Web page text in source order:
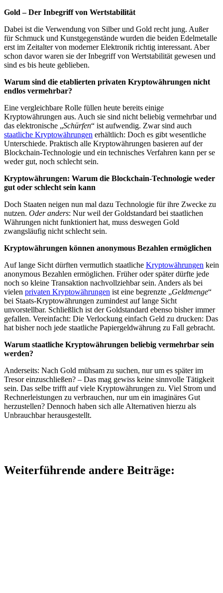
Gold – Der Inbegriff von Wertstabilität
Dabei ist die Verwendung von Silber und Gold recht jung. Außer
für Schmuck und Kunstgegenstände wurden die beiden Edelmetalle
erst im Zeitalter von moderner Elektronik richtig interessant. Aber
schon davor waren sie der Inbegriff von Wertstabilität gewesen und
sind es bis heute geblieben.
Warum sind die etablierten privaten Kryptowährungen nicht
endlos vermehrbar?
Eine vergleichbare Rolle füllen heute bereits einige
Kryptowährungen aus. Auch sie sind nicht beliebig vermehrbar und
das elektronische „Schürfen“ ist aufwendig. Zwar sind auch
staatliche Kryptowährungen erhältlich: Doch es gibt wesentliche
Unterschiede. Praktisch alle Kryptowährungen basieren auf der
Blockchain-Technologie und ein technisches Verfahren kann per se
weder gut, noch schlecht sein.
Kryptowährungen: Warum die Blockchain-Technologie weder
gut oder schlecht sein kann
Doch Staaten neigen nun mal dazu Technologie für ihre Zwecke zu
nutzen. Oder anders: Nur weil der Goldstandard bei staatlichen
Währungen nicht funktioniert hat, muss deswegen Gold
zwangsläufig nicht schlecht sein.
Kryptowährungen können anonymous Bezahlen ermöglichen
Auf lange Sicht dürften vermutlich staatliche Kryptowährungen kein
anonymous Bezahlen ermöglichen. Früher oder später dürfte jede
noch so kleine Transaktion nachvollziehbar sein. Anders als bei
vielen privaten Kryptowährungen ist eine begrenzte „Geldmenge“
bei Staats-Kryptowährungen zumindest auf lange Sicht
unvorstellbar. Schließlich ist der Goldstandard ebenso bisher immer
gefallen. Vereinfacht: Die Verlockung einfach Geld zu drucken: Das
hat bisher noch jede staatliche Papiergeldwährung zu Fall gebracht.
Warum staatliche Kryptowährungen beliebig vermehrbar sein
werden?
Anderseits: Nach Gold mühsam zu suchen, nur um es später im
Tresor einzuschließen? – Das mag gewiss keine sinnvolle Tätigkeit
sein. Das selbe trifft auf viele Kryptowährungen zu. Viel Strom und
Rechnerleistungen zu verbrauchen, nur um ein imaginäres Gut
herzustellen? Dennoch haben sich alle Alternativen hierzu als
Unbrauchbar herausgestellt.
Weiterführende andere Beiträge: